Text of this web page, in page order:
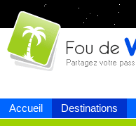
Accueil Destinations
Fou devoyage